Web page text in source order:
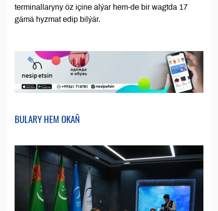
terminallaryny öz içine alýar hem-de bir wagtda 17
gämä hyzmat edip bilýär.
BULARY HEM OKAŇ